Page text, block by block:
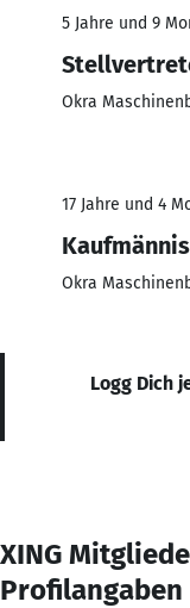
5 Jahre und 9
Okra
17 Jahre und 4
Okra
Logg Dich
XING
Profilangaben